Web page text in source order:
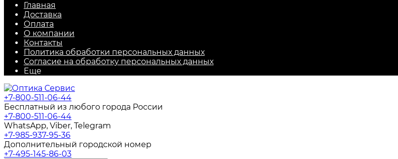
Главная
Доставка
Оплата
О компании
Контакты
Политика обработки персональных данных
Согласие на обработку персональных данных
Еще
+7-800-511-06-44
Бесплатный из любого города России
+7-800-511-06-44
WhatsApp, Viber, Telegram
+7-985-937-95-36
Дополнительный городской номер
+7-495-145-86-03